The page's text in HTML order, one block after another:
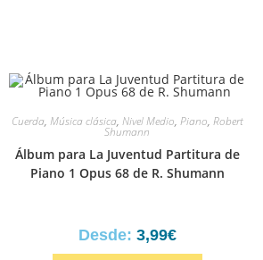
Cuerda, Música clásica, Nivel Medio, Piano, Robert
Shumann
Álbum para La Juventud Partitura de
Piano 1 Opus 68 de R. Shumann
Desde: 3,99€